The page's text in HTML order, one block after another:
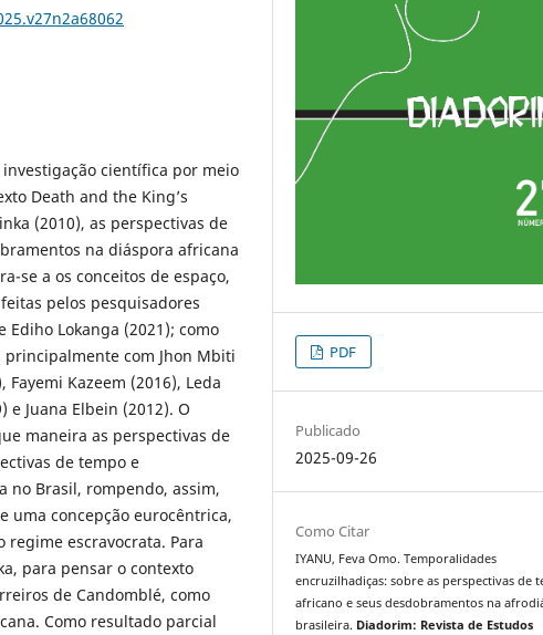
científica por meio
Death and the King’s
(2010), as perspectivas de
na diáspora africana
se a os conceitos de espaço,
pelos pesquisadores
Ediho Lokanga (2021); como
com Jhon Mbiti
Kazeem (2016), Leda
e Juana Elbein (2012). O
maneira as perspectivas de
de tempo e
no Brasil, rompendo, assim,
uma concepção eurocêntrica,
escravocrata. Para
para pensar o contexto
de Candomblé, como
Como resultado parcial
PDF
Publicado
2025-09-26
Como Citar
IYANU, Feva Omo. Temporalidades
encruzilhadiças: sobre as perspectivas de
africano e seus desdobramentos na
brasileira. Diadorim: Revista de Estudos